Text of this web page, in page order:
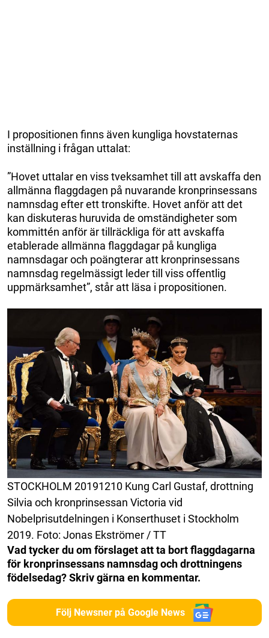
I propositionen finns även kungliga hovstaternas
inställning i frågan uttalat:
”Hovet uttalar en viss tveksamhet till att avskaffa den
allmänna flaggdagen på nuvarande kronprinsessans
namnsdag efter ett tronskifte. Hovet anför att det
kan diskuteras huruvida de omständigheter som
kommittén anför är tillräckliga för att avskaffa
etablerade allmänna flaggdagar på kungliga
namnsdagar och poängterar att kronprinsessans
namnsdag regelmässigt leder till viss offentlig
uppmärksamhet”, står att läsa i propositionen.
STOCKHOLM 20191210 Kung Carl Gustaf, drottning
Silvia och kronprinsessan Victoria vid
Nobelprisutdelningen i Konserthuset i Stockholm
2019. Foto: Jonas Ekströmer / TT
Vad tycker du om förslaget att ta bort flaggdagarna
för kronprinsessans namnsdag och drottningens
födelsedag? Skriv gärna en kommentar.
Följ Newsner på Google News